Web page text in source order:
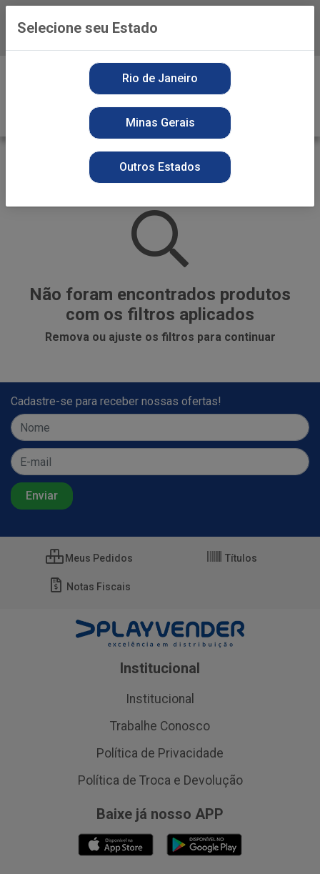
Baixe já o APP da Playvender
CULINARIOS LEITE EM PÓ
Não foram encontrados produtos
com os filtros aplicados
Remova ou ajuste os filtros para continuar
Cadastre-se para receber nossas ofertas!
Meus Pedidos Títulos
Notas Fiscais
Institucional
Institucional
Trabalhe Conosco
Política de Privacidade
Política de Troca e Devolução
Baixe já nosso APP
Selecione seu Estado
Rio de Janeiro
Minas Gerais
Outros Estados